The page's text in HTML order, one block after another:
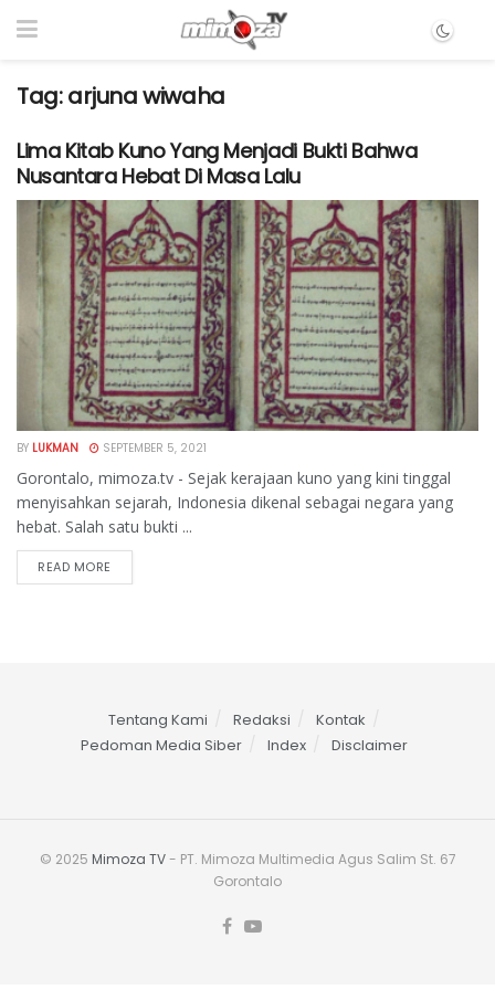
Tag:arjuna wiwaha
Lima Kitab Kuno Yang Menjadi Bukti Bahwa
Nusantara Hebat Di Masa Lalu
BY LUKMAN SEPTEMBER 5, 2021
Gorontalo, mimoza.tv - Sejak kerajaan kuno yang kini tinggal
menyisahkan sejarah, Indonesia dikenal sebagai negara yang
hebat. Salah satu bukti ...
READ MORE
Tentang Kami Redaksi
Kontak
Pedoman Media Siber
Index Disclaimer
© 2025 Mimoza TV- PT. Mimoza Multimedia Agus Salim St. 67
Gorontalo